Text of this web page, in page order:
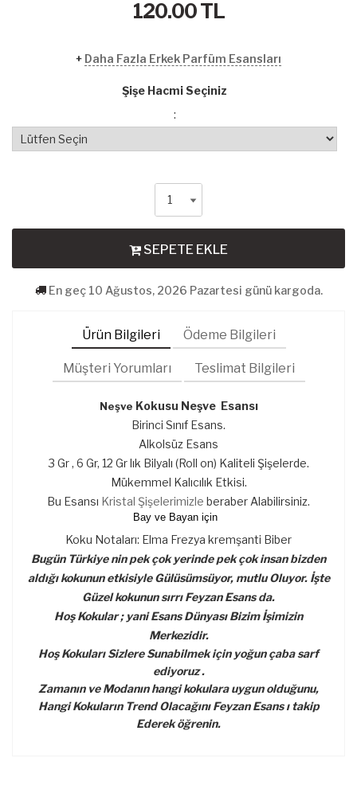
120.00TL
+ Daha Fazla Erkek Parfüm Esansları
Şişe Hacmi Seçiniz
:
SEPETE EKLE
En geç 10 Ağustos, 2026 Pazartesi günü kargoda.
Ürün Bilgileri Ödeme Bilgileri
Müşteri Yorumları Teslimat Bilgileri
Neşve Kokusu Neşve Esansı
Birinci Sınıf Esans.
Alkolsüz Esans
3 Gr , 6 Gr, 12 Gr lık Bilyalı (Roll on) Kaliteli Şişelerde.
Mükemmel Kalıcılık Etkisi.
Bu Esansı Kristal Şişelerimizle beraber Alabilirsiniz.
Bay ve Bayan için
Koku Notaları: Elma Frezya kremşanti Biber
Bugün Türkiye nin pek çok yerinde pek çok insan bizden
aldığı kokunun etkisiyle Gülüsümsüyor, mutlu Oluyor. İşte
Güzel kokunun sırrı Feyzan Esans da.
Hoş Kokular ; yani Esans Dünyası Bizim İşimizin
Merkezidir.
Hoş Kokuları Sizlere Sunabilmek için yoğun çaba sarf
ediyoruz .
Zamanın ve Modanın hangi kokulara uygun olduğunu,
Hangi Kokuların Trend Olacağını Feyzan Esans ı takip
Ederek öğrenin.